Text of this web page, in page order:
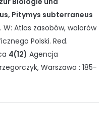
Pitymys subterraneus
.W: Atlas zasobów, walorów
Polski.Red.
4(12) Agencja
,Warszawa :185-